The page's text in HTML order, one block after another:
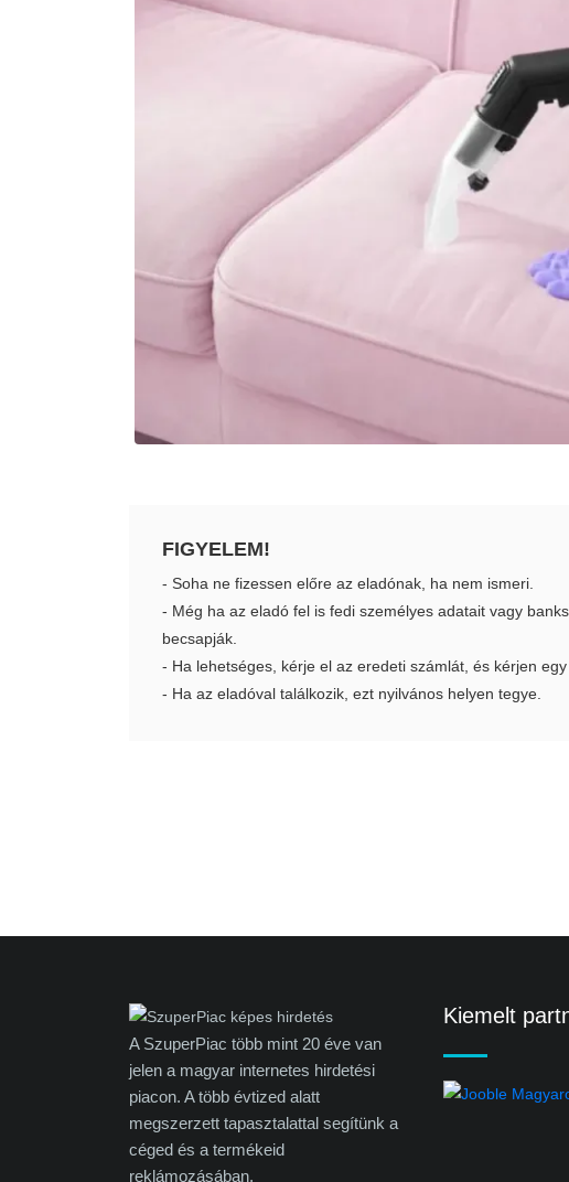
FIGYELEM!
- Soha ne fizessen előre az eladónak, ha nem ismeri.
- Még ha az eladó fel is fedi személyes adatait vagy
becsapják.
- Ha lehetséges, kérje el az eredeti számlát, és kérjen
- Ha az eladóval találkozik, ezt nyilvános helyen tegye.
A SzuperPiac több mint 20 éve van
jelen a magyar internetes hirdetési
piacon. A több évtized alatt
megszerzett tapasztalattal segítünk a
céged és a termékeid
reklámozásában.
Kiemelt